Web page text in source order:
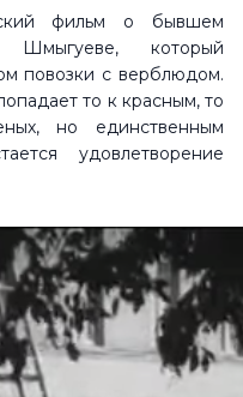
фильм о бывшем
Шмыгуеве, который
повозки с верблюдом.
то к красным, то
но единственным
удовлетворение